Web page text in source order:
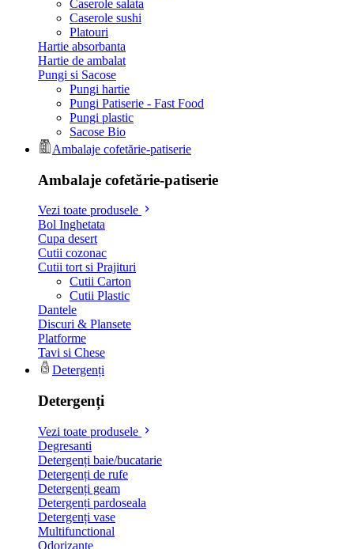
Caserole salata
Caserole sushi
Platouri
Hartie absorbanta
Hartie de ambalat
Pungi si Sacose
Pungi hartie
Pungi Patiserie - Fast Food
Pungi plastic
Sacose Bio
Ambalaje cofetărie-patiserie
Ambalaje cofetărie-patiserie
Vezi toate produsele
Bol Inghetata
Cupa desert
Cutii cozonac
Cutii tort si Prajituri
Cutii Carton
Cutii Plastic
Dantele
Discuri & Plansete
Platforme
Tavi si Chese
Detergenți
Detergenți
Vezi toate produsele
Degresanti
Detergenți baie/bucatarie
Detergenți de rufe
Detergenți geam
Detergenți pardoseala
Detergenți vase
Multifunctional
Odorizante